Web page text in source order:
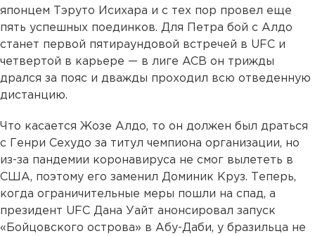
японцем Тэруто Исихара и с тех пор провел еще
пять успешных поединков. Для Петра бой с Алдо
станет первой пятираундовой встречей в UFC и
четвертой в карьере — в лиге ACB он трижды
дрался за пояс и дважды проходил всю отведенную
дистанцию.
Что касается Жозе Алдо, то он должен был драться
с Генри Сехудо за титул чемпиона организации, но
из-за пандемии коронавируса не смог вылететь в
США, поэтому его заменил Доминик Круз. Теперь,
когда ограничительные меры пошли на спад, а
президент UFC Дана Уайт анонсировал запуск
«Бойцовского острова» в Абу-Даби, у бразильца не